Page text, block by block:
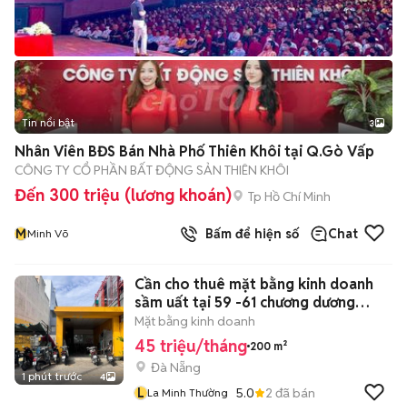
Tin nổi bật 3
Nhân Viên BĐS Bán Nhà Phố Thiên Khôi tại Q.Gò Vấp
CÔNG TY CỔ PHẦN BẤT ĐỘNG SẢN THIÊN KHÔI
Đến 300 triệu (lương khoán) Tp Hồ Chí Minh
MMinh Võ Bấm để hiện số Chat
1 phút trước 4
Cần cho thuê mặt bằng kinh doanh
sầm uất tại 59 -61 chương dương
200m2
Mặt bằng kinh doanh
45 triệu/tháng 200 m²
Đà Nẵng
L La Minh Thường 5.0 2 đã bán